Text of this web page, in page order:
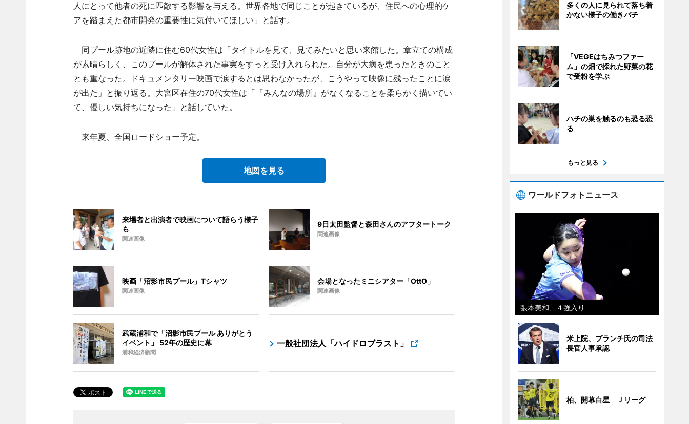
人にとって他者の死に匹敵する影響を与える。世界各地で同じことが起きているが、住民への心理的ケ
アを踏まえた都市開発の重要性に気付いてほしい」と話す。
同プール跡地の近隣に住む60代女性は「タイトルを見て、見てみたいと思い来館した。章立ての構成
が素晴らしく、このプールが解体された事実をすっと受け入れられた。自分が大病を患ったときのこと
とも重なった。ドキュメンタリー映画で涙するとは思わなかったが、こうやって映像に残ったことに涙
が出た」と振り返る。大宮区在住の70代女性は「『みんなの場所』がなくなることを柔らかく描いてい
て、優しい気持ちになった」と話していた。
来年夏、全国ロードショー予定。
地図を見る
来場者と出演者で映画について語らう様子
も
関連画像
9日太田監督と森田さんのアフタートーク
関連画像
映画「沼影市民プール」Tシャツ
関連画像
会場となったミニシアター「OttO」
関連画像
武蔵浦和で「沼影市民プール ありがとう
イベント」 52年の歴史に幕
浦和経済新聞
一般社団法人「ハイドロブラスト」
多くの人に見られて落ち着
かない様子の働きバチ
「VEGEはちみつファー
ム」の畑で採れた野菜の花
で受粉を学ぶ
ハチの巣を触るのも恐る恐
る
もっと見る
ワールドフォトニュース
張本美和、４強入り
米上院、ブランチ氏の司法
長官人事承認
柏、開幕白星 Ｊリーグ